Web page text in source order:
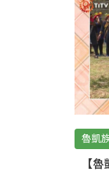
魯凱
【